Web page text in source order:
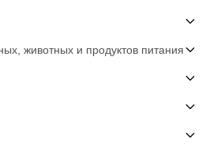
животных и продуктов питания